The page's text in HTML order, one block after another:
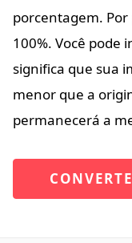
porcentagem.
100%. Você pode
significa que sua
menor que a
permanecerá a